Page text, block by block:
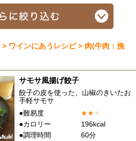
ワインにあうレシピ > 肉(牛肉：挽
サモサ風揚げ餃子
餃子の皮を使った、山椒のきいたお
手軽サモサ
●難易度
★★★
●カロリー
196kcal
●調理時間
60分